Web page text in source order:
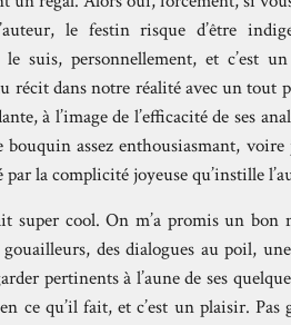
le festin risque d’être
suis, personnellement, et c’est
récit dans notre réalité avec un tout
à l’image de l’efficacité de ses
bouquin assez enthousiasmant,
la complicité joyeuse qu’instille
super cool. On m’a promis un bon
gouailleurs, des dialogues au poil,
pertinents à l’aune de ses
ce qu’il fait, et c’est un plaisir. Pas